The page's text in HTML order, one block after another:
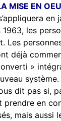
MISE EN
les
Les
déjà
»
dit pas si,
en
mais aussi